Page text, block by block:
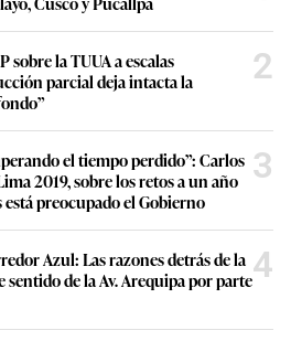
sobre la TUUA a escalas
parcial deja intacta la
2
el tiempo perdido”: Carlos
2019, sobre los retos a un año
preocupado el Gobierno
3
Azul: Las razones detrás de la
de la Av. Arequipa por parte4